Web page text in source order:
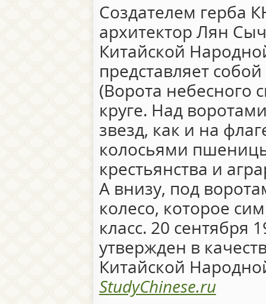
Создателем герба
архитектор Лян
Китайской
представляет
(Ворота небесного
круге. Над
звезд, как и на
колосьями
крестьянства и
А внизу, под
колесо, которое
класс. 20 сентября
утвержден в
Китайской
StudyChinese.ru